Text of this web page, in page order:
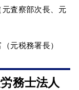
元査察部次長、元
（元税務署長）
務士法人